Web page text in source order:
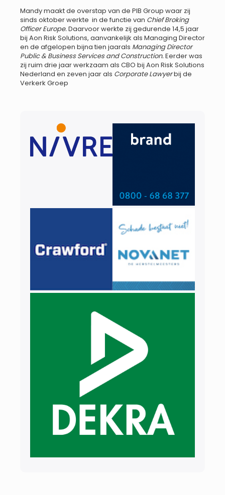
Mandy maakt de overstap van de PIB Group waar zij
sinds oktober werkte in de functie van Chief Broking
Officer Europe.Daarvoor werkte zij gedurende 14,5 jaar
bij Aon Risk Solutions, aanvankelijk als Managing Director
en de afgelopen bijna tien jaarals Managing Director
Public & Business Services and Construction.Eerder was
zij ruim drie jaar werkzaam als CBO bij Aon Risk Solutions
Nederland en zeven jaar als Corporate Lawyerbij de
Verkerk Groep